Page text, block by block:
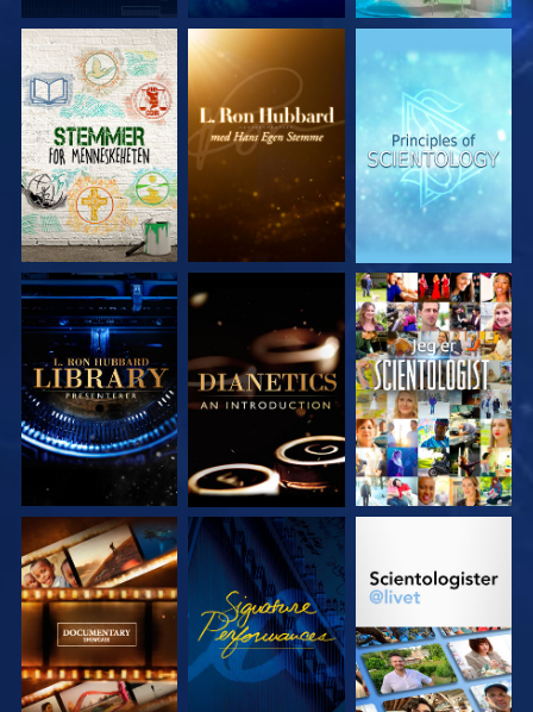
UTFORSK SERIEN UTFORSK SERIEN UTFORSK SERIEN
UTFORSK SERIEN UTFORSK SERIEN SE
UTFORSK SERIEN SE UTFORSK SERIEN